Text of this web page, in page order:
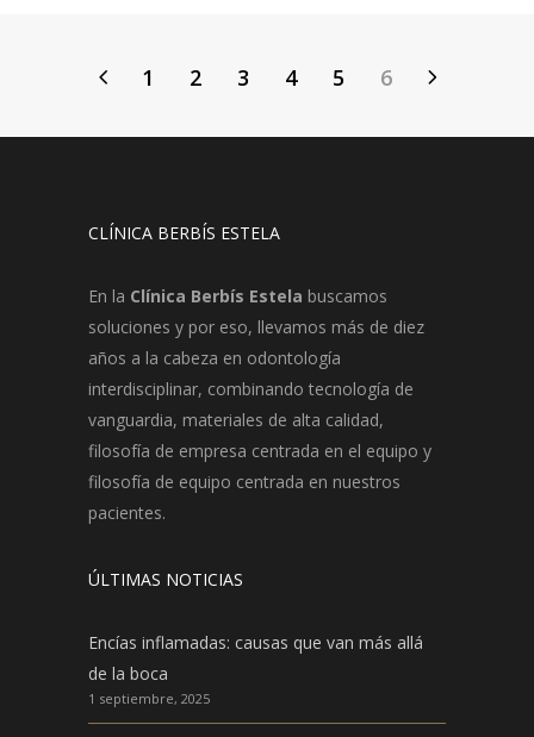
1 2 3 4 5 6
CLÍNICA BERBÍS ESTELA
En la Clínica Berbís Estela buscamos
soluciones y por eso, llevamos más de diez
años a la cabeza en odontología
interdisciplinar, combinando tecnología de
vanguardia, materiales de alta calidad,
filosofía de empresa centrada en el equipo y
filosofía de equipo centrada en nuestros
pacientes.
ÚLTIMAS NOTICIAS
Encías inflamadas: causas que van más allá
de la boca
1 septiembre, 2025